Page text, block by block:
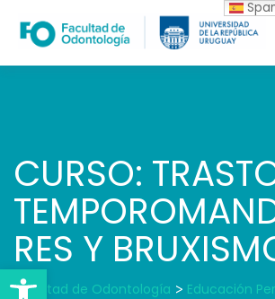
Open toolbar
CURSO:
RES Y
Facultad de Odontología > Educación